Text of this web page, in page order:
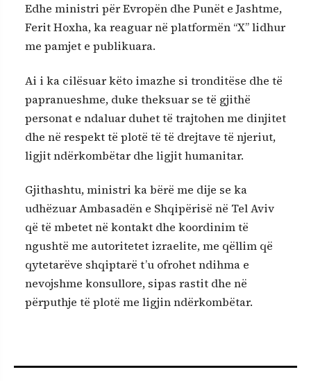
Edhe ministri për Evropën dhe Punët e Jashtme,
Ferit Hoxha, ka reaguar në platformën “X” lidhur
me pamjet e publikuara.
Ai i ka cilësuar këto imazhe si tronditëse dhe të
papranueshme, duke theksuar se të gjithë
personat e ndaluar duhet të trajtohen me dinjitet
dhe në respekt të plotë të të drejtave të njeriut,
ligjit ndërkombëtar dhe ligjit humanitar.
Gjithashtu, ministri ka bërë me dije se ka
udhëzuar Ambasadën e Shqipërisë në Tel Aviv
që të mbetet në kontakt dhe koordinim të
ngushtë me autoritetet izraelite, me qëllim që
qytetarëve shqiptarë t’u ofrohet ndihma e
nevojshme konsullore, sipas rastit dhe në
përputhje të plotë me ligjin ndërkombëtar.